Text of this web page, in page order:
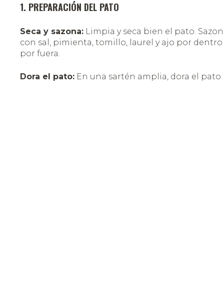
1. PREPARACIÓN DEL PATO
Seca y sazona: Limpia y seca bien el pato.
con sal, pimienta, tomillo, laurel y ajo por dentro
por fuera.
Dora el pato: En una sartén amplia, dora el pato